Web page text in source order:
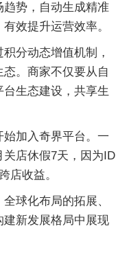
势，自动生成精准
效提升运营效率。
分动态增值机制，
。商家不仅要从自
生态建设，共享生
加入奇界平台。一
店休假7天，因为ID
店收益。
球化布局的拓展、
新发展格局中展现